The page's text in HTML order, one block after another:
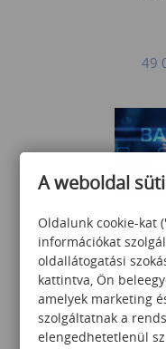
49
Bash
A weboldal
Oldalunk cookie-kat
információkat
oldallátogatási
kattintva, Ön
amelyek marketing
szolgáltatnak a
elengedhetetlenül